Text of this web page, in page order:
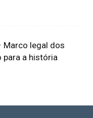
Marco legal dos
a história